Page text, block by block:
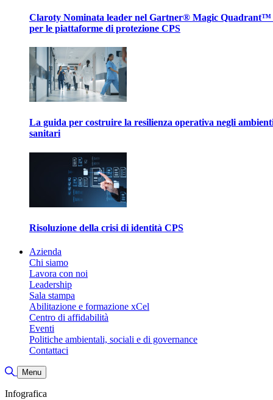
Claroty Nominata leader nel Gartner® Magic Quadrant™
per le piattaforme di protezione CPS
La guida per costruire la resilienza operativa negli
sanitari
Risoluzione della crisi di identità CPS
Azienda
Chi siamo
Lavora con noi
Leadership
Sala stampa
Abilitazione e formazione xCel
Centro di affidabilità
Eventi
Politiche ambientali, sociali e di governance
Contattaci
Attiva/disattiva ricerca
Menu
Infografica